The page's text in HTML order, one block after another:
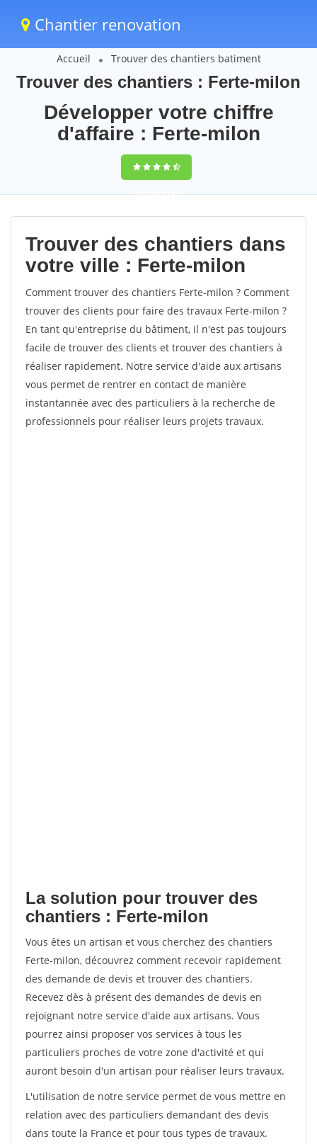
Chantier renovation
Accueil Trouver des chantiers batiment
Trouver des chantiers : Ferte-milon
Développer votre chiffre
d'affaire : Ferte-milon
9,5(100%)64
votes
Trouver des chantiers dans
votre ville : Ferte-milon
Comment trouver des chantiers Ferte-milon ? Comment
trouver des clients pour faire des travaux Ferte-milon ?
En tant qu'entreprise du bâtiment, il n'est pas toujours
facile de trouver des clients et trouver des chantiers à
réaliser rapidement. Notre service d'aide aux artisans
vous permet de rentrer en contact de manière
instantannée avec des particuliers à la recherche de
professionnels pour réaliser leurs projets travaux.
La solution pour trouver des
chantiers : Ferte-milon
Vous êtes un artisan et vous cherchez des chantiers
Ferte-milon, découvrez comment recevoir rapidement
des demande de devis et trouver des chantiers.
Recevez dès à présent des demandes de devis en
rejoignant notre service d'aide aux artisans. Vous
pourrez ainsi proposer vos services à tous les
particuliers proches de votre zone d'activité et qui
auront besoin d'un artisan pour réaliser leurs travaux.
L'utilisation de notre service permet de vous mettre en
relation avec des particuliers demandant des devis
dans toute la France et pour tous types de travaux.